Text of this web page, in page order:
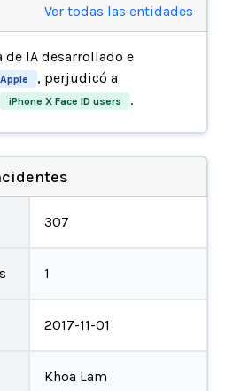
Ver todas las entidades
IA desarrollado e
Apple , perjudicó a
iPhone X Face ID users .
307
1
2017-11-01
Khoa Lam